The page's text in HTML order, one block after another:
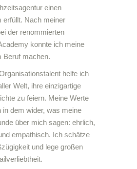
einen
erfüllt. Nach meiner
der renommierten
konnte ich meine
Beruf machen.
helfe ich
Welt, ihre einzigartige
zu feiern. Meine Werte
in dem wider, was meine
über mich sagen: ehrlich,
empathisch. Ich schätze
und lege großen